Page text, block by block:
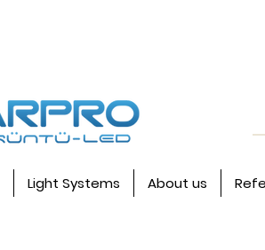
Light Systems About us